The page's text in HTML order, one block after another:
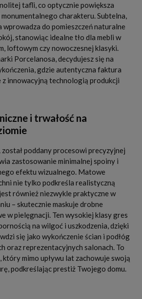
tafli, co optycznie powiększa
charakteru. Subtelna,
wprowadza do pomieszczeń naturalne
stanowiąc idealne tło dla mebli w
loftowym czy nowoczesnej klasyki.
Porcelanosa, decydujesz się na
gdzie autentyczna faktura
z innowacyjną technologią produkcji
i trwałość na
został poddany procesowi precyzyjnej
zastosowanie minimalnej spoiny i
efektu wizualnego. Matowe
nie tylko podkreśla realistyczną
również niezwykle praktyczne w
– skutecznie maskuje drobne
w pielęgnacji. Ten wysokiej klasy gres
na wilgoć i uszkodzenia, dzięki
się jako wykończenie ścian i podłóg
oraz reprezentacyjnych salonach. To
który mimo upływu lat zachowuje swoją
podkreślając prestiż Twojego domu.